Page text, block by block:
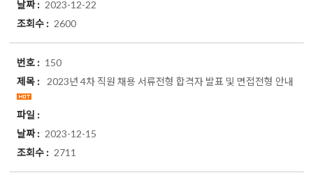
2023-12-22
2600
150
2023년 4차 직원 채용 서류전형 합격자 발표 및 면접전형 안내
2023-12-15
2711